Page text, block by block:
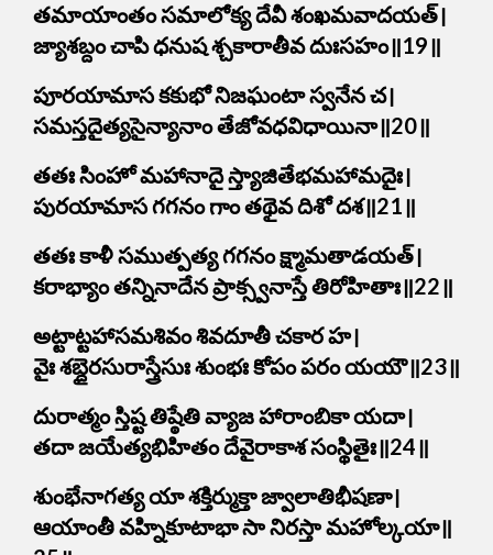
తమాయాంతం సమాలోక్య దేవీ శంఖమవాదయత్।
జ్యాశబ్దం చాపి ధనుష శ్చకారాతీవ దుఃసహం॥19॥
పూరయామాస కకుభో నిజఘంటా స్వనేన చ।
సమస్తదైత్యసైన్యానాం తేజోవధవిధాయినా॥20॥
తతః సింహో మహానాదై స్త్యాజితేభమహామదైః।
పురయామాస గగనం గాం తథైవ దిశో దశ॥21॥
తతః కాళీ సముత్పత్య గగనం క్ష్మామతాడయత్।
కరాభ్యాం తన్నినాదేన ప్రాక్స్వనాస్తే తిరోహితాః॥22॥
అట్టాట్టహాసమశివం శివదూతీ చకార హ।
వైః శబ్దైరసురాస్త్రేసుః శుంభః కోపం పరం యయౌ॥23॥
దురాత్మం స్తిష్ట తిష్ఠేతి వ్యాజ హారాంబికా యదా।
తదా జయేత్యభిహితం దేవైరాకాశ సంస్థితైః॥24॥
శుంభేనాగత్య యా శక్తిర్ముక్తా జ్వాలాతిభీషణా।
ఆయాంతీ వహ్నికూటాభా సా నిరస్తా మహోల్కయా॥